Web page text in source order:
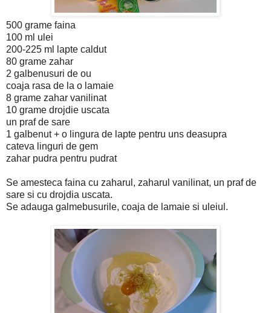
500 grame faina
100 ml ulei
200-225 ml lapte caldut
80 grame zahar
2 galbenusuri de ou
coaja rasa de la o lamaie
8 grame zahar vanilinat
10 grame drojdie uscata
un praf de sare
1 galbenut + o lingura de lapte pentru uns deasupra
cateva linguri de gem
zahar pudra pentru pudrat
Se amesteca faina cu zaharul, zaharul vanilinat, un praf de
sare si cu drojdia uscata.
Se adauga galmebusurile, coaja de lamaie si uleiul.